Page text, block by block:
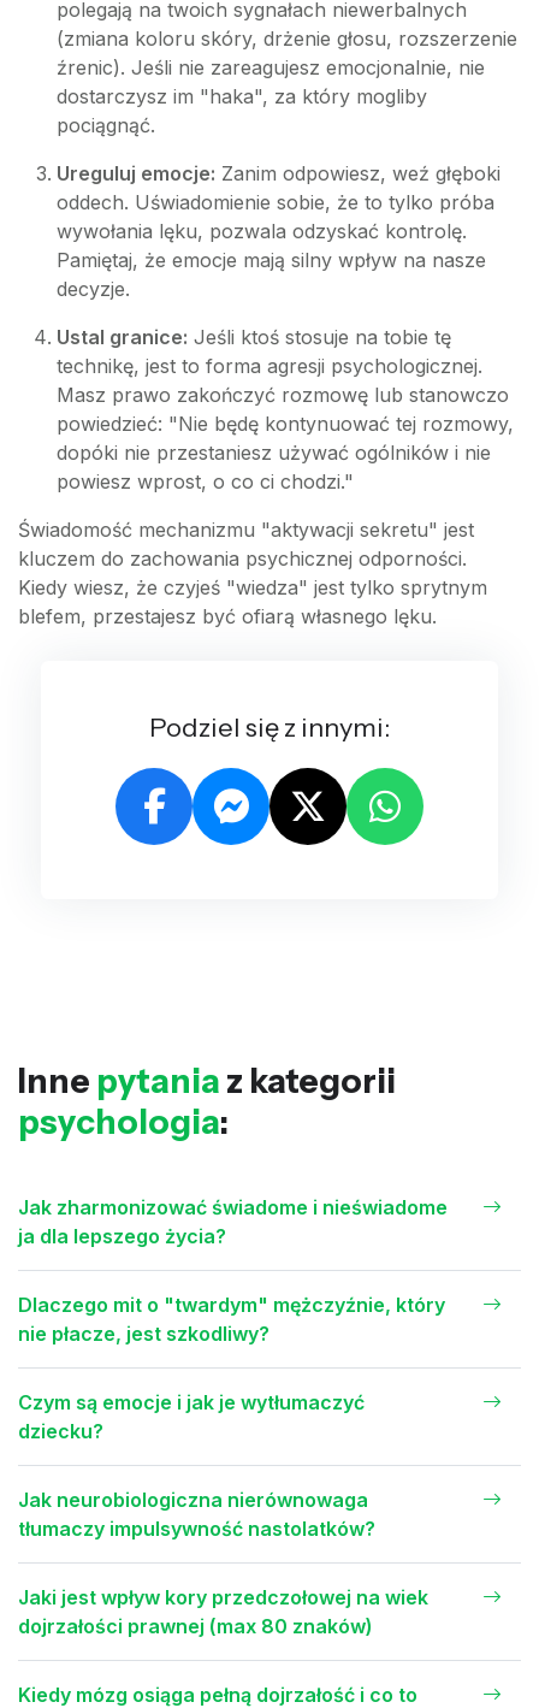
polegają na twoich sygnałach niewerbalnych
(zmiana koloru skóry, drżenie głosu, rozszerzenie
źrenic). Jeśli nie zareagujesz emocjonalnie, nie
dostarczysz im "haka", za który mogliby
pociągnąć.
Ureguluj emocje: Zanim odpowiesz, weź głęboki
oddech. Uświadomienie sobie, że to tylko próba
wywołania lęku, pozwala odzyskać kontrolę.
Pamiętaj, że emocje mają silny wpływ na nasze
decyzje.
Ustal granice: Jeśli ktoś stosuje na tobie tę
technikę, jest to forma agresji psychologicznej.
Masz prawo zakończyć rozmowę lub stanowczo
powiedzieć: "Nie będę kontynuować tej rozmowy,
dopóki nie przestaniesz używać ogólników i nie
powiesz wprost, o co ci chodzi."
Świadomość mechanizmu "aktywacji sekretu" jest
kluczem do zachowania psychicznej odporności.
Kiedy wiesz, że czyjeś "wiedza" jest tylko sprytnym
blefem, przestajesz być ofiarą własnego lęku.
Podziel się z innymi:
Inne pytania z kategorii
psychologia:
Jak zharmonizować świadome i nieświadome
ja dla lepszego życia?
Dlaczego mit o "twardym" mężczyźnie, który
nie płacze, jest szkodliwy?
Czym są emocje i jak je wytłumaczyć
dziecku?
Jak neurobiologiczna nierównowaga
tłumaczy impulsywność nastolatków?
Jaki jest wpływ kory przedczołowej na wiek
dojrzałości prawnej (max 80 znaków)
Kiedy mózg osiąga pełną dojrzałość i co to